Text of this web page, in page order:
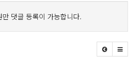
댓글 등록이 가능합니다.